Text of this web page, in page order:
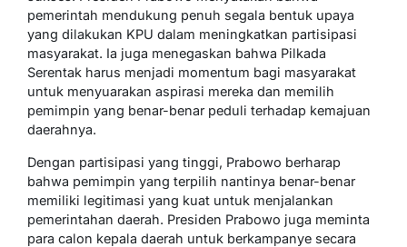
pemerintah mendukung penuh segala bentuk upaya
yang dilakukan KPU dalam meningkatkan partisipasi
masyarakat. Ia juga menegaskan bahwa Pilkada
Serentak harus menjadi momentum bagi masyarakat
untuk menyuarakan aspirasi mereka dan memilih
pemimpin yang benar-benar peduli terhadap kemajuan
daerahnya.
Dengan partisipasi yang tinggi, Prabowo berharap
bahwa pemimpin yang terpilih nantinya benar-benar
memiliki legitimasi yang kuat untuk menjalankan
pemerintahan daerah. Presiden Prabowo juga meminta
para calon kepala daerah untuk berkampanye secara